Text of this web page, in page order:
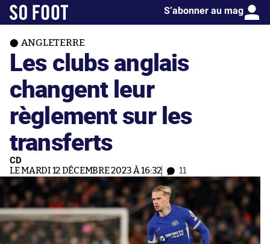
S’abonner au mag
ANGLETERRE
Les clubs anglais
changent leur
règlement sur les
transferts
CD
LE MARDI 12 DÉCEMBRE 2023 À 16:32 11